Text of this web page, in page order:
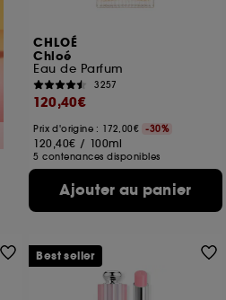
CHLOÉ
Chloé
Eau de Parfum
3257
120,40€
Prix d'origine : 172,00€ -30%
120,40€ / 100ml
5 contenances disponibles
Ajouter au panier
Best seller